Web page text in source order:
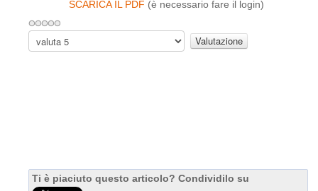
SCARICA IL PDF (è necessario fare il login)
a
Ti è piaciuto questo articolo? Condividilo su